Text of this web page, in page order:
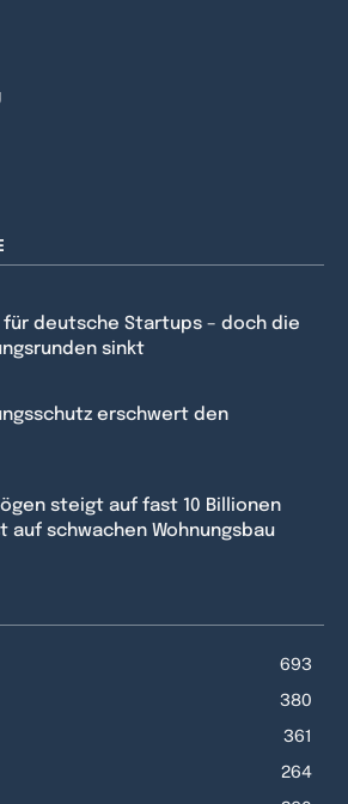
für deutsche Startups – doch die
sinkt
erschwert den
steigt auf fast 10 Billionen
auf schwachen Wohnungsbau
693
380
361
264